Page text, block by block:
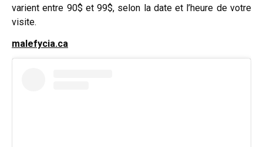
varient entre 90$ et 99$, selon la date et l’heure de votre
visite.
malefycia.ca